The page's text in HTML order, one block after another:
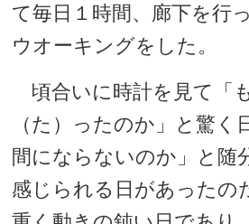
て毎日１時間、廊下を行
ウオーキングをした。
頃合いに時計を見て「
（た）ったのか」と驚く
間にならないのか」と随
感じられる日があったの